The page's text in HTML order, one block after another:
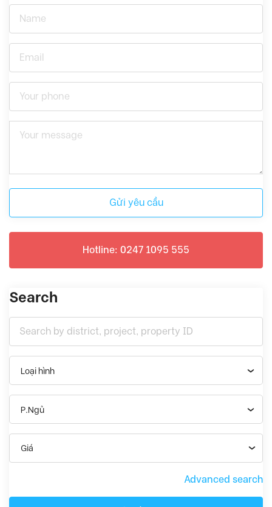
Gửi yêu cầu
Hotline: 0247 1095 555
Search
Loại hình
P.Ngủ
Giá
Advanced search